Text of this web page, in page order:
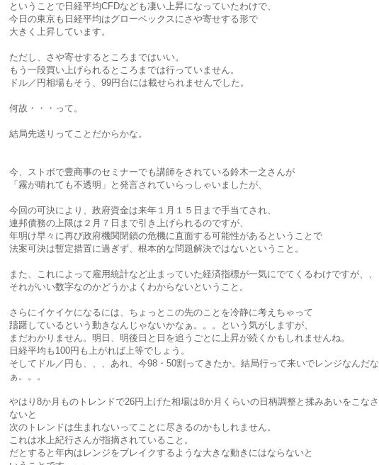
ということで日経平均CFDなども凄い上昇になっていたわけで、
今日の東京も日経平均はグローベックスにさや寄せする形で
大きく上昇しています。
ただし、さや寄せするところまではいい。
もう一段買い上げられるところまでは行っていません。
ドル／円相場もそう、99円台には載せられませんでした。
何故・・・って。
結局先送りってことだからかな。
今、ストボで豊商事のセミナーでも講師をされている鈴木一之さんが
「霧が晴れても不透明」と発言されていらっしゃいましたが、
今回の可決により、政府資金は来年１月１５日まで手当てされ、
連邦債務の上限は２月７日まで引き上げられるのですが、
年明け早々に再び政府機関閉鎖の危機に直面する可能性があるということで
法案可決は暫定措置に過ぎず、根本的な問題解決ではないということ。
また、これによって雇用統計など止まっていた経済指標が一気にでてくるわけですが、、
それがいい数字なのかどうかよくわからないということ。
さらにイケイケになるには、ちょっとこの先のことを冷静に考えちゃって
躊躇しているという動きなんじゃないかなぁ。。。という気がしますが、
まだわかりません。明日、明後日と日を追うごとに上昇が続くかもしれませんね。
日経平均も100円も上がれば上等でしょう。
そしてドル／円も、、、あれ、今98・50割ってきたか。結局行って来いでレンジなんだな
ぁ。。。
やはり8か月ものトレンドで26円上げた相場は8か月くらいの日柄調整と揉みあいをこなさ
ないと
次のトレンドは生まれないってことに尽きるのかもしれません。
これは水上紀行さんが指摘されていること。
だとすると年内はレンジをブレイクするような大きな動きにはならないと